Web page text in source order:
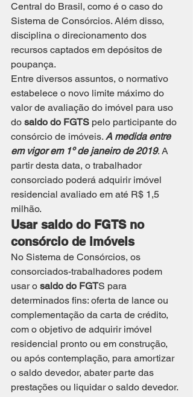
Central do Brasil, como é o caso do
Sistema de Consórcios. Além disso,
disciplina o direcionamento dos
recursos captados em depósitos de
poupança.
Entre diversos assuntos, o normativo
estabelece o novo limite máximo do
valor de avaliação do imóvel para uso
do saldo do FGTS pelo participante do
consórcio de imóveis. A medida entre
em vigor em 1º de janeiro de 2019. A
partir desta data, o trabalhador
consorciado poderá adquirir imóvel
residencial avaliado em até R$ 1,5
milhão.
Usar saldo do FGTS no
consórcio de imóveis
No Sistema de Consórcios, os
consorciados-trabalhadores podem
usar o saldo do FGTS para
determinados fins: oferta de lance ou
complementação da carta de crédito,
com o objetivo de adquirir imóvel
residencial pronto ou em construção,
ou após contemplação, para amortizar
o saldo devedor, abater parte das
prestações ou liquidar o saldo devedor.